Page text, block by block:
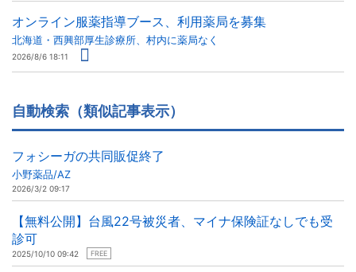
オンライン服薬指導ブース、利用薬局を募集
北海道・西興部厚生診療所、村内に薬局なく
2026/8/6 18:11
自動検索（類似記事表示）
フォシーガの共同販促終了
小野薬品/AZ
2026/3/2 09:17
【無料公開】台風22号被災者、マイナ保険証なしでも受
診可
2025/10/10 09:42 FREE